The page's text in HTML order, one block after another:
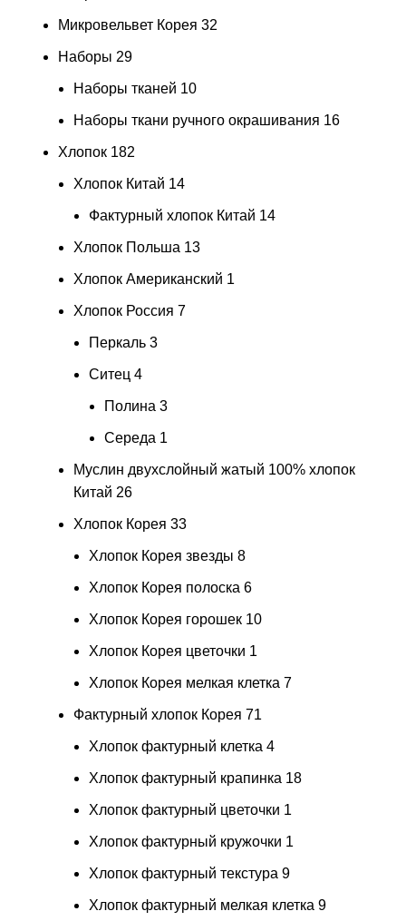
Микровельвет Корея 32
Наборы 29
Наборы тканей 10
Наборы ткани ручного окрашивания 16
Хлопок 182
Хлопок Китай 14
Фактурный хлопок Китай 14
Хлопок Польша 13
Хлопок Американский 1
Хлопок Россия 7
Перкаль 3
Ситец 4
Полина 3
Середа 1
Муслин двухслойный жатый 100% хлопок
Китай 26
Хлопок Корея 33
Хлопок Корея звезды 8
Хлопок Корея полоска 6
Хлопок Корея горошек 10
Хлопок Корея цветочки 1
Хлопок Корея мелкая клетка 7
Фактурный хлопок Корея 71
Хлопок фактурный клетка 4
Хлопок фактурный крапинка 18
Хлопок фактурный цветочки 1
Хлопок фактурный кружочки 1
Хлопок фактурный текстура 9
Хлопок фактурный мелкая клетка 9